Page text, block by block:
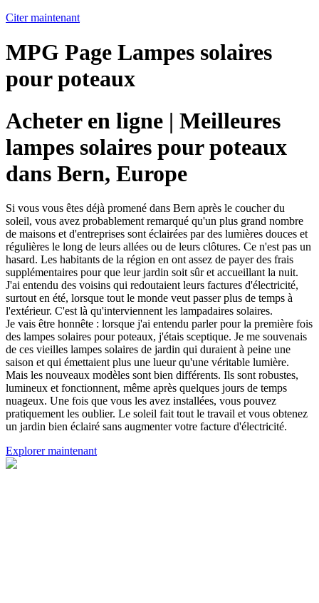
Citer maintenant
MPG Page Lampes solaires
pour poteaux
Acheter en ligne | Meilleures
lampes solaires pour poteaux
dans Bern, Europe
Si vous vous êtes déjà promené dans Bern après le coucher du
soleil, vous avez probablement remarqué qu'un plus grand nombre
de maisons et d'entreprises sont éclairées par des lumières douces et
régulières le long de leurs allées ou de leurs clôtures. Ce n'est pas un
hasard. Les habitants de la région en ont assez de payer des frais
supplémentaires pour que leur jardin soit sûr et accueillant la nuit.
J'ai entendu des voisins qui redoutaient leurs factures d'électricité,
surtout en été, lorsque tout le monde veut passer plus de temps à
l'extérieur. C'est là qu'interviennent les lampadaires solaires.
Je vais être honnête : lorsque j'ai entendu parler pour la première fois
des lampes solaires pour poteaux, j'étais sceptique. Je me souvenais
de ces vieilles lampes solaires de jardin qui duraient à peine une
saison et qui émettaient plus une lueur qu'une véritable lumière.
Mais les nouveaux modèles sont bien différents. Ils sont robustes,
lumineux et fonctionnent, même après quelques jours de temps
nuageux. Une fois que vous les avez installées, vous pouvez
pratiquement les oublier. Le soleil fait tout le travail et vous obtenez
un jardin bien éclairé sans augmenter votre facture d'électricité.
Explorer maintenant